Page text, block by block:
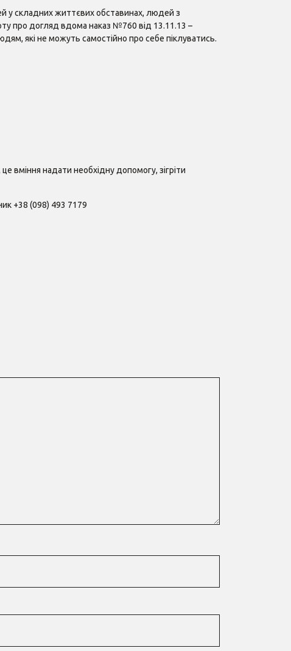
у cкладних життєвих обставинах, людей з
про догляд вдома наказ №760 від 13.11.13 –
які не можуть самостійно про себе піклуватись.
вміння надати необхідну допомогу, зігріти
+38 (098) 493 7179